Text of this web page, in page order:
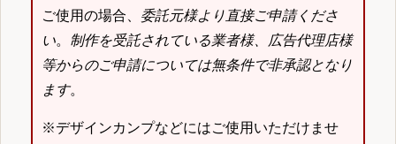
ご使用の場合、 委託元様より直接ご申請くださ
い。 制作を受託されている業者様、広告代理店様
等からのご申請については無条件で非承認となり
ます。
※デザインカンプなどにはご使用いただけませ